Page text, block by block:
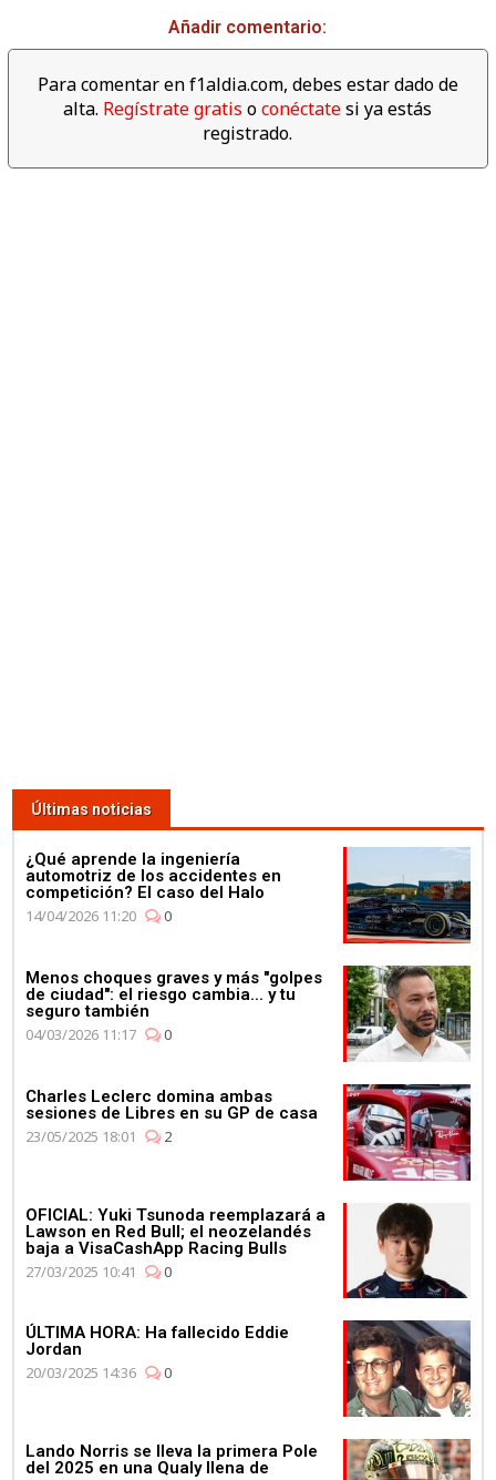
Alfa Romeo vuelve a la F1 de
la mano de Sauber F1 Team
de masas para celebrar su 4º
Campeonato en la fábrica de
Petronas
03:59
¿Qué corre más: un guepardo
o un Fórmula E? Jéan-Eric
01:11
Mercedes celebra su 4º
Campeonato de
consecutiva
03:11
Añadir comentario:
Para comentar en f1aldia.com, debes estar dado de
alta. Regístrate gratis oconéctatesi ya estás
registrado.
Últimas noticias
¿Qué aprende la ingeniería
automotriz de los accidentes en
competición? El caso del Halo
14/04/2026 11:20
0
Menos choques graves y más "golpes
de ciudad": el riesgo cambia... y tu
seguro también
04/03/2026 11:17
0
Charles Leclerc domina ambas
sesiones de Libres en su GP de casa
23/05/2025 18:01
2
OFICIAL: Yuki Tsunoda reemplazará a
Lawson en Red Bull; el neozelandés
baja a VisaCashApp Racing Bulls
27/03/2025 10:41
0
ÚLTIMA HORA: Ha fallecido Eddie
Jordan
20/03/2025 14:36
0
Lando Norris se lleva la primera Pole
del 2025 en una Qualy llena de